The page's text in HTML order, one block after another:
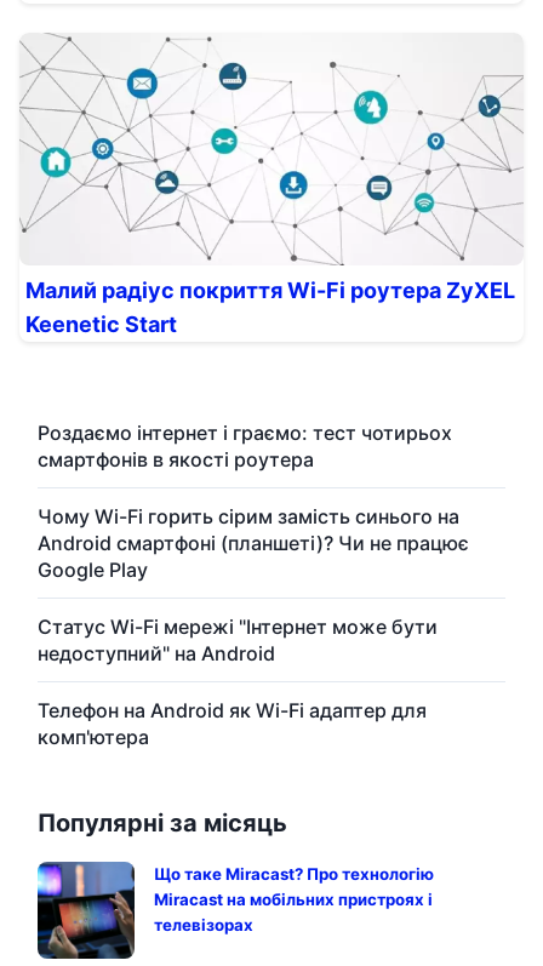
Малий радіус покриття Wi-Fi роутера ZyXEL
Keenetic Start
Роздаємо інтернет і граємо: тест чотирьох
смартфонів в якості роутера
Чому Wi-Fi горить сірим замість синього на
Android смартфоні (планшеті)? Чи не працює
Google Play
Статус Wi-Fi мережі "Інтернет може бути
недоступний" на Android
Телефон на Android як Wi-Fi адаптер для
комп'ютера
Популярні за місяць
Що таке Miracast? Про технологію
Miracast на мобільних пристроях і
телевізорах